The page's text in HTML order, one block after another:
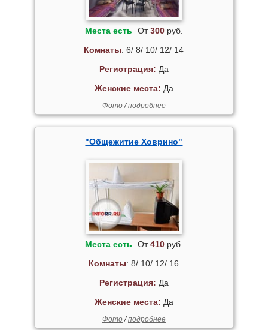
Места есть От300руб.
Комнаты: 6/ 8/ 10/ 12/ 14
Регистрация: Да
Женские места: Да
Фото/подробнее
"Общежитие Ховрино"
Места есть От410руб.
Комнаты: 8/ 10/ 12/ 16
Регистрация: Да
Женские места: Да
Фото/подробнее